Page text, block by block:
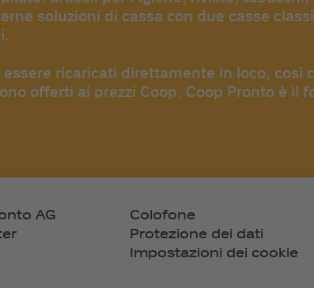
soluzioni di cassa con due casse
ricaricati direttamente in loco, così
offerti ai prezzi Coop. Coop Pronto è il
AG
Colofone
Protezione dei dati
Impostazioni dei cookie